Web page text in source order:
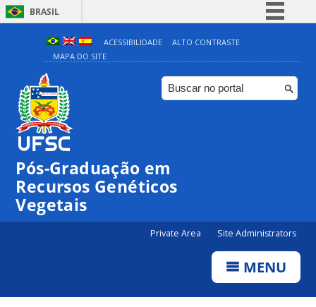
BRASIL
Simplifique!
Comunica BR
Participe
ACESSIBILIDADE
ALTO CONTRASTE
MAPA DO SITE
Pós-Graduação em
Recursos Genéticos
Vegetais
Private Area Site Administrators
MENU